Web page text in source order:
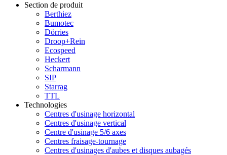
Section de produit
Berthiez
Bumotec
Dörries
Droop+Rein
Ecospeed
Heckert
Scharmann
SIP
Starrag
TTL
Technologies
Centres d'usinage horizontal
Centres d'usinage vertical
Centre d'usinage 5/6 axes
Centres fraisage-tournage
Centres d'usinages d'aubes et disques aubagés